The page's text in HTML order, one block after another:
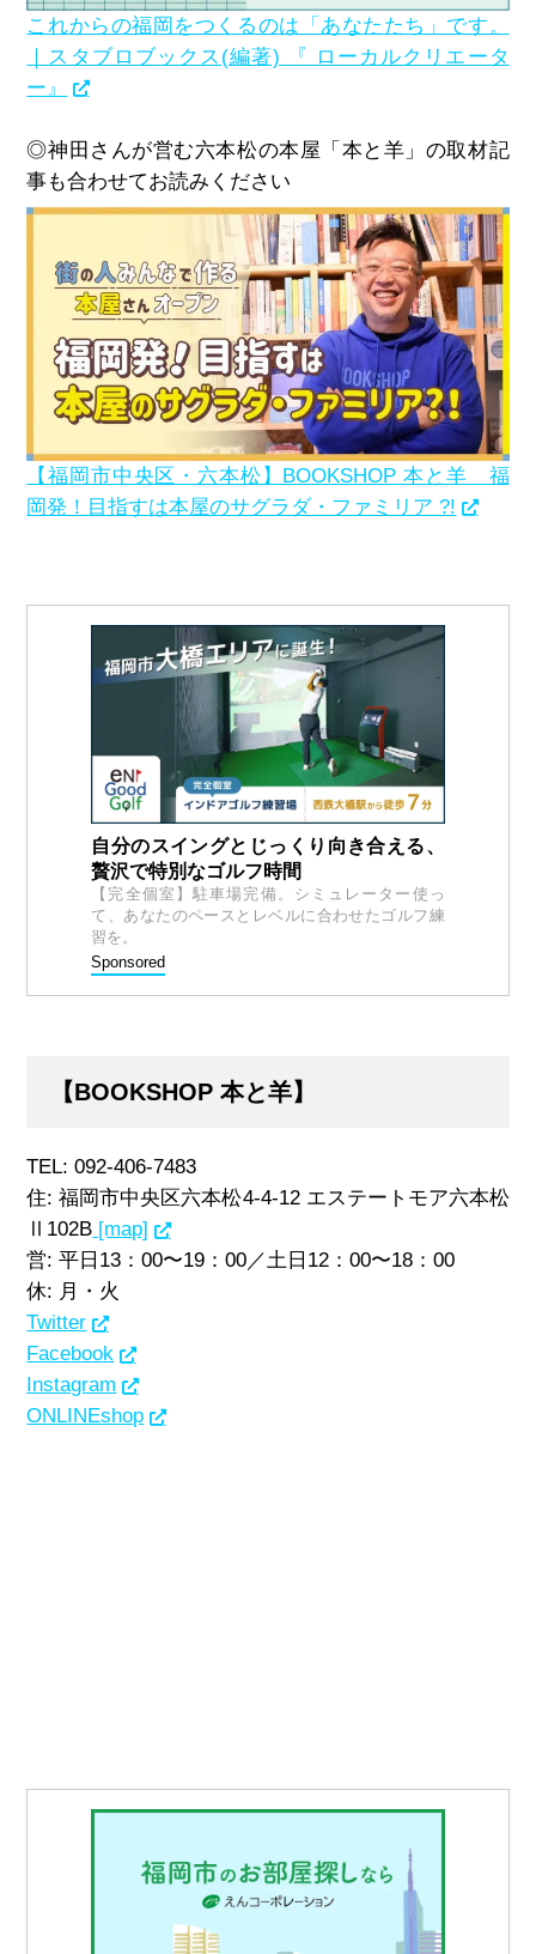
これからの福岡をつくるのは「あなたたち」です。
｜スタブロブックス(編著) 『 ローカルクリエータ
ー』
◎神田さんが営む六本松の本屋「本と羊」の取材記
事も合わせてお読みください
【福岡市中央区・六本松】BOOKSHOP 本と羊 福
岡発！目指すは本屋のサグラダ・ファミリア ?!
自分のスイングとじっくり向き合える、
贅沢で特別なゴルフ時間
【完全個室】駐車場完備。シミュレーター使っ
て、あなたのペースとレベルに合わせたゴルフ練
習を。
Sponsored
【BOOKSHOP 本と羊】
TEL: 092-406-7483
住: 福岡市中央区六本松4-4-12 エステートモア六本松
Ⅱ102B [map]
営: 平日13：00〜19：00／土日12：00〜18：00
休: 月・火
Twitter
Facebook
Instagram
ONLINEshop